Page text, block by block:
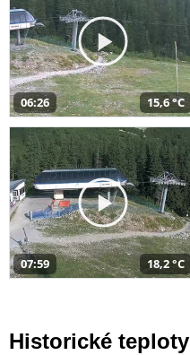
06:26 15,6 °C
07:59 18,2 °C
Historické teploty